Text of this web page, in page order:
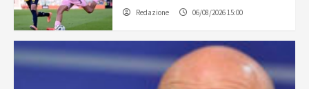
Redazione 06/08/2026 15:00